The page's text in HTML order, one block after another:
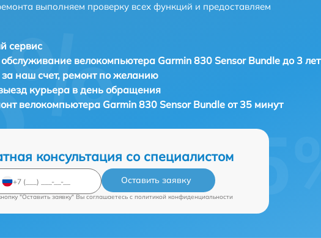
выполняем проверку всех функций и предоставляем
сервис
велокомпьютера Garmin 830 Sensor Bundle до 3 лет
наш счет, ремонт по желанию
курьера в день обращения
велокомпьютера Garmin 830 Sensor Bundle от 35 минут
консультация со специалистом
Оставить заявку
"Оставить заявку" Вы соглашаетесь c политикой конфиденциальности